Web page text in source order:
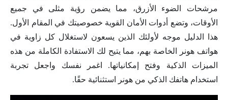
مرشحات الضوء الأزرق، مما يضمن رؤية مثلى في جميع
الأوقات، وتضع أدوات الأمان القوية خصوصيتك في المقام الأول.
هذا الدليل موجه لأولئك الذين يسعون لاستغلال كل زاوية في
هواتف هونر الخاصة بهم، مما يتيح لك الاستفادة الكاملة من هذه
الميزات الذكية وفتح إمكانياتها. اغمر نفسك واجعل تجربة
استخدام هاتفك الذكي من هونر استثنائية حقًا.